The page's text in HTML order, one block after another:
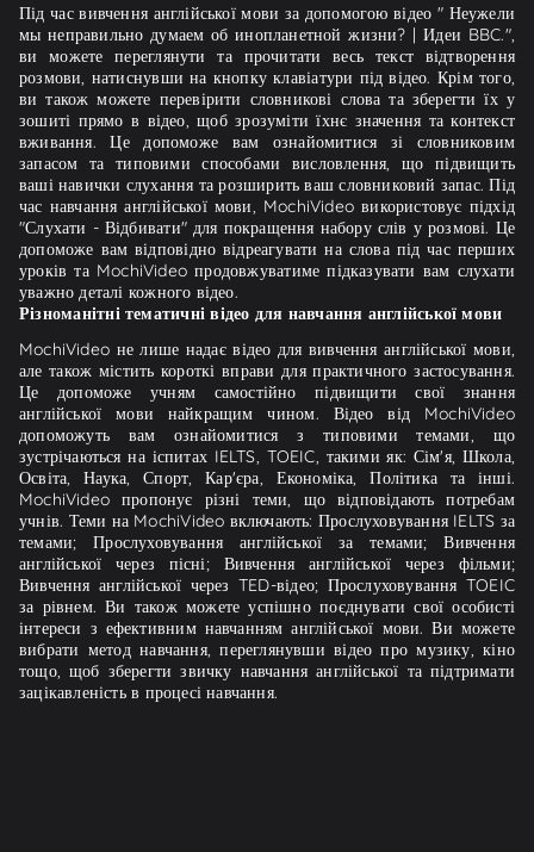
Під час вивчення англійської мови за допомогою відео " Неужели
мы неправильно думаем об инопланетной жизни? | Идеи BBC.",
ви можете переглянути та прочитати весь текст відтворення
розмови, натиснувши на кнопку клавіатури під відео. Крім того,
ви також можете перевірити словникові слова та зберегти їх у
зошиті прямо в відео, щоб зрозуміти їхнє значення та контекст
вживання. Це допоможе вам ознайомитися зі словниковим
запасом та типовими способами висловлення, що підвищить
ваші навички слухання та розширить ваш словниковий запас. Під
час навчання англійської мови, MochiVideo використовує підхід
"Слухати - Відбивати" для покращення набору слів у розмові. Це
допоможе вам відповідно відреагувати на слова під час перших
уроків та MochiVideo продовжуватиме підказувати вам слухати
уважно деталі кожного відео.
Різноманітні тематичні відео для навчання англійської мови
MochiVideo не лише надає відео для вивчення англійської мови,
але також містить короткі вправи для практичного застосування.
Це допоможе учням самостійно підвищити свої знання
англійської мови найкращим чином. Відео від MochiVideo
допоможуть вам ознайомитися з типовими темами, що
зустрічаються на іспитах IELTS, TOEIC, такими як: Сім'я, Школа,
Освіта, Наука, Спорт, Кар'єра, Економіка, Політика та інші.
MochiVideo пропонує різні теми, що відповідають потребам
учнів. Теми на MochiVideo включають: Прослуховування IELTS за
темами; Прослуховування англійської за темами; Вивчення
англійської через пісні; Вивчення англійської через фільми;
Вивчення англійської через TED-відео; Прослуховування TOEIC
за рівнем. Ви також можете успішно поєднувати свої особисті
інтереси з ефективним навчанням англійської мови. Ви можете
вибрати метод навчання, переглянувши відео про музику, кіно
тощо, щоб зберегти звичку навчання англійської та підтримати
зацікавленість в процесі навчання.